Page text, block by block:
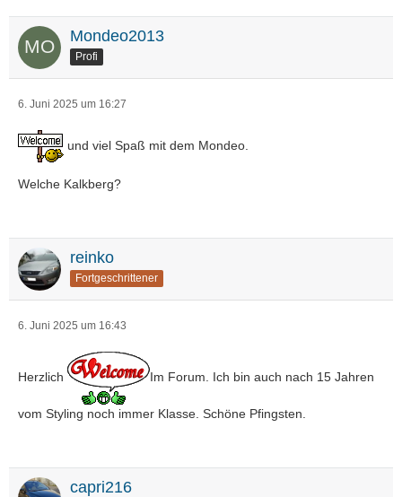
Mondeo2013
Profi
6. Juni 2025 um 16:27
und viel Spaß mit dem Mondeo.
Welche Kalkberg?
reinko
Fortgeschrittener
6. Juni 2025 um 16:43
Herzlich Im Forum. Ich bin auch nach 15 Jahren
vom Styling noch immer Klasse. Schöne Pfingsten.
capri216